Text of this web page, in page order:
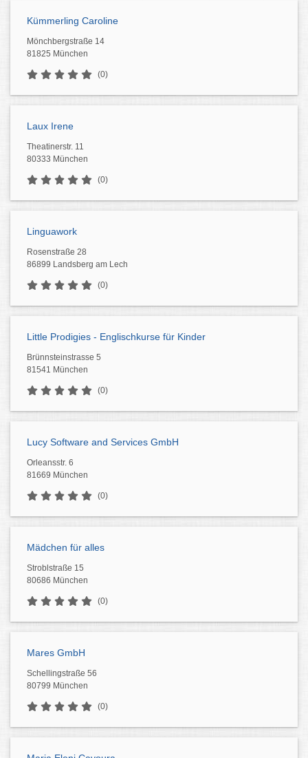
Kümmerling Caroline
Mönchbergstraße 14
81825 München
(0)
Laux Irene
Theatinerstr. 11
80333 München
(0)
Linguawork
Rosenstraße 28
86899 Landsberg am Lech
(0)
Little Prodigies - Englischkurse für Kinder
Brünnsteinstrasse 5
81541 München
(0)
Lucy Software and Services GmbH
Orleansstr. 6
81669 München
(0)
Mädchen für alles
Stroblstraße 15
80686 München
(0)
Mares GmbH
Schellingstraße 56
80799 München
(0)